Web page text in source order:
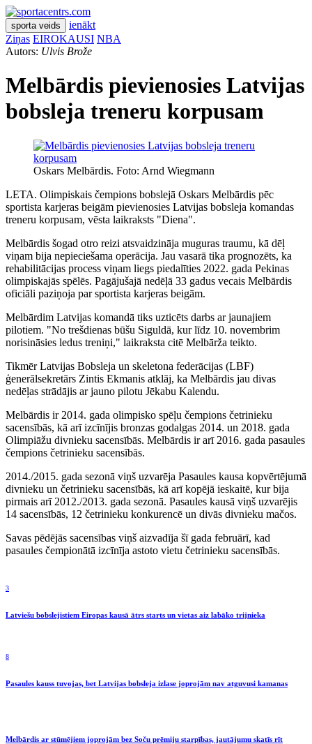
sporta veids
ienākt
Ziņas EIROKAUSI NBA
Autors: Ulvis Brože
Melbārdis pievienosies Latvijas
bobsleja treneru korpusam
Oskars Melbārdis. Foto: Arnd Wiegmann
LETA. Olimpiskais čempions bobslejā Oskars Melbārdis pēc
sportista karjeras beigām pievienosies Latvijas bobsleja komandas
treneru korpusam, vēsta laikraksts "Diena".
Melbārdis šogad otro reizi atsvaidzināja muguras traumu, kā dēļ
viņam bija nepieciešama operācija. Jau vasarā tika prognozēts, ka
rehabilitācijas process viņam liegs piedalīties 2022. gada Pekinas
olimpiskajās spēlēs. Pagājušajā nedēļā 33 gadus vecais Melbārdis
oficiāli paziņoja par sportista karjeras beigām.
Melbārdim Latvijas komandā tiks uzticēts darbs ar jaunajiem
pilotiem. "No trešdienas būšu Siguldā, kur līdz 10. novembrim
norisināsies ledus treniņi," laikraksta citē Melbārža teikto.
Tikmēr Latvijas Bobsleja un skeletona federācijas (LBF)
ģenerālsekretārs Zintis Ekmanis atklāj, ka Melbārdis jau divas
nedēļas strādājis ar jauno pilotu Jēkabu Kalendu.
Melbārdis ir 2014. gada olimpisko spēļu čempions četrinieku
sacensībās, kā arī izcīnījis bronzas godalgas 2014. un 2018. gada
Olimpiāžu divnieku sacensībās. Melbārdis ir arī 2016. gada pasaules
čempions četrinieku sacensībās.
2014./2015. gada sezonā viņš uzvarēja Pasaules kausa kopvērtējumā
divnieku un četrinieku sacensībās, kā arī kopējā ieskaitē, kur bija
pirmais arī 2012./2013. gada sezonā. Pasaules kausā viņš uzvarējis
14 sacensībās, 12 četrinieku konkurencē un divās divnieku mačos.
Savas pēdējās sacensības viņš aizvadīja šī gada februārī, kad
pasaules čempionātā izcīnīja astoto vietu četrinieku sacensībās.
3
Latviešu bobslejistiem Eiropas kausā ātrs starts un vietas aiz labāko trijnieka
8
Pasaules kauss tuvojas, bet Latvijas bobsleja izlase joprojām nav atguvusi kamanas
Melbārdis ar stūmējiem joprojām bez Soču prēmiju starpības, jautājumu skatīs rīt